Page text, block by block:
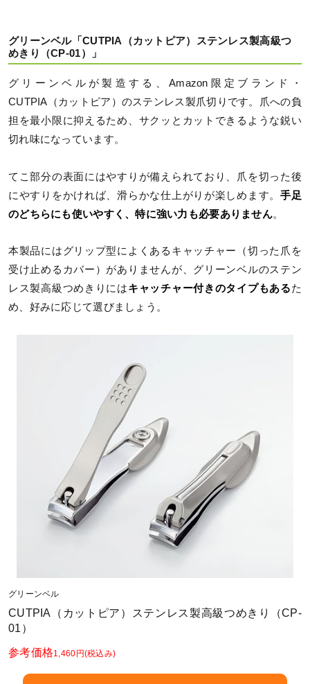
グリーンベル「CUTPIA（カットピア）ステンレス製高級つ
めきり（CP-01）」
グリーンベルが製造する、Amazon限定ブランド・
CUTPIA（カットピア）のステンレス製爪切りです。爪への負
担を最小限に抑えるため、サクッとカットできるような鋭い
切れ味になっています。
てこ部分の表面にはやすりが備えられており、爪を切った後
にやすりをかければ、滑らかな仕上がりが楽しめます。 手足
のどちらにも使いやすく、特に強い力も必要ありません。
本製品にはグリップ型によくあるキャッチャー（切った爪を
受け止めるカバー）がありませんが、グリーンベルのステン
レス製高級つめきりにはキャッチャー付きのタイプもあるた
め、好みに応じて選びましょう。
グリーンベル
CUTPIA（カットピア）ステンレス製高級つめきり（CP-
01）
参考価格1,460円(税込み)